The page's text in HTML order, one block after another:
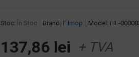
Stoc: În Stoc Brand: Filmop Model: FIL-
137,86 lei + TVA